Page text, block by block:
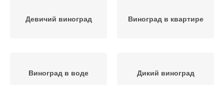
Девичий виноград Виноград в квартире
Виноград в воде Дикий виноград